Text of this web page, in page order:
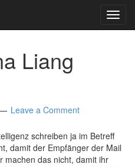
Liang
Leave a Comment
schreiben ja im Betreff
damit der Empfänger der Mail
machen das nicht, damit ihr